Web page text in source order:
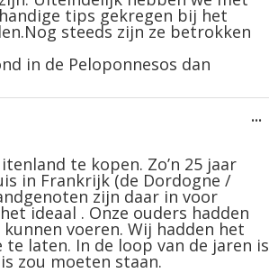
tips gekregen bij het
steeds zijn ze betrokken
in de Peloponnesos dan
te kopen. Zo’n 25 jaar
in Frankrijk (de Dordogne /
zijn daar in voor
ideaal . Onze ouders hadden
voeren. Wij hadden het
laten. In de loop van de jaren is
zou moeten staan.
...